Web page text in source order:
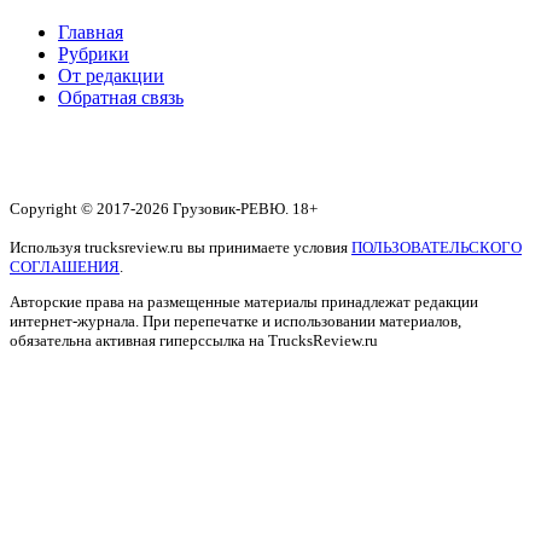
Главная
Рубрики
От редакции
Обратная связь
Copyright © 2017-2026 Грузовик-РЕВЮ. 18+
Используя trucksreview.ru вы принимаете условия ПОЛЬЗОВАТЕЛЬСКОГО
СОГЛАШЕНИЯ
Авторские права на размещенные материалы принадлежат редакции
интернет-журнала. При перепечатке и использовании материалов,
обязательна активная гиперссылка на TrucksReview.ru